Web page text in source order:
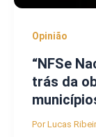
Opinião
“NFSe
trás da
PorLucas